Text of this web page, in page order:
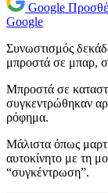
Google
Google
Συνωστισμός
μπροστά σε μπαρ,
Μπροστά σε
συγκεντρώθηκαν
ρόφημα.
Μάλιστα όπως
αυτοκίνητο με τη
“συγκέντρωση”.